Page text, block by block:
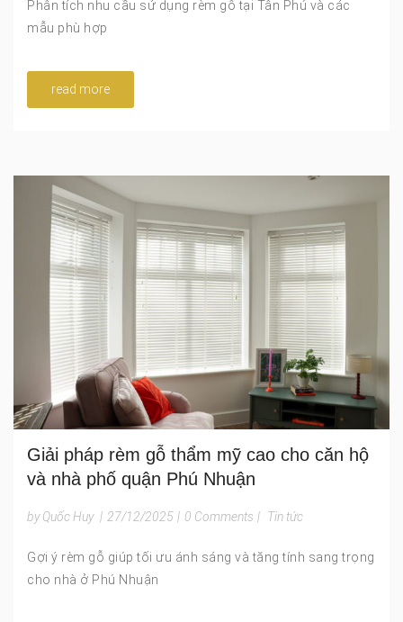
Phân tích nhu cầu sử dụng rèm gỗ tại Tân Phú và các
mẫu phù hợp
read more
Giải pháp rèm gỗ thẩm mỹ cao cho căn hộ
và nhà phố quận Phú Nhuận
by Quốc Huy | 27/12/2025 | 0 Comments | Tin tức
Gợi ý rèm gỗ giúp tối ưu ánh sáng và tăng tính sang trọng
cho nhà ở Phú Nhuận